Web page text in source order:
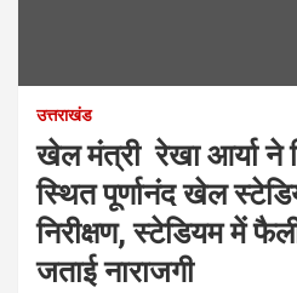
उत्तराखंड
खेल मंत्री रेखा आर्या ने
स्थित पूर्णानंद खेल
निरीक्षण, स्टेडियम में
जताई नाराजगी